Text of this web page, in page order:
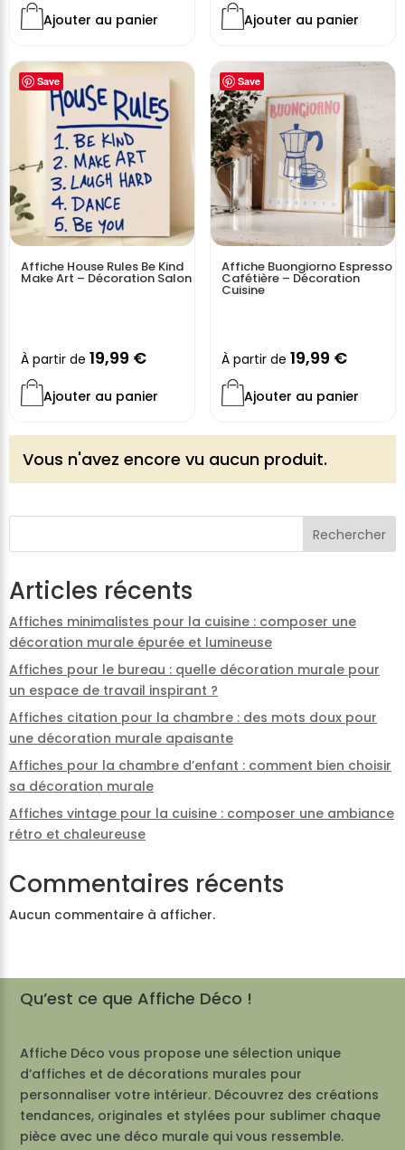
Ajouter au panier Ajouter au panier
Save
Affiche House Rules Be Kind
Make Art – Décoration Salon
À partir de 19,99 €
Ajouter au panier
Save
Affiche Buongiorno Espresso
Cafétière – Décoration
Cuisine
À partir de 19,99 €
Ajouter au panier
Vous n'avez encore vu aucun produit.
Rechercher
Articles récents
Affiches minimalistes pour la cuisine : composer une
décoration murale épurée et lumineuse
Affiches pour le bureau : quelle décoration murale pour
un espace de travail inspirant ?
Affiches citation pour la chambre : des mots doux pour
une décoration murale apaisante
Affiches pour la chambre d’enfant : comment bien choisir
sa décoration murale
Affiches vintage pour la cuisine : composer une ambiance
rétro et chaleureuse
Commentaires récents
Aucun commentaire à afficher.
Qu’est ce que Affiche Déco !
Affiche Déco vous propose une sélection unique
d’affiches et de décorations murales pour
personnaliser votre intérieur. Découvrez des créations
tendances, originales et stylées pour sublimer chaque
pièce avec une déco murale qui vous ressemble.